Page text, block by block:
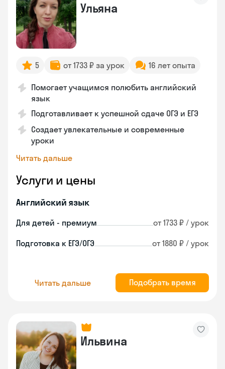
Ульяна
5 от 1733 ₽ за урок 16 лет опыта
Помогает учащимся полюбить английский
язык
Подготавливает к успешной сдаче ОГЭ и ЕГЭ
Создает увлекательные и современные
уроки
Читать дальше
Услуги и цены
Английский язык
Для детей - премиум от 1733 ₽ / урок
Подготовка к ЕГЭ/ОГЭ от 1880 ₽ / урок
Читать дальше Подобрать время
Ильвина